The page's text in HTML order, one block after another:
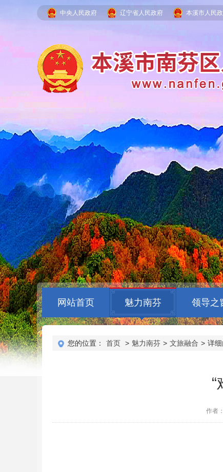
中央人民政府 辽宁省人民政府 本溪市人民
网站首页 魅力南芬 领导之
您的位置： 首页 > 魅力南芬 > 文旅融合 > 详
作者：